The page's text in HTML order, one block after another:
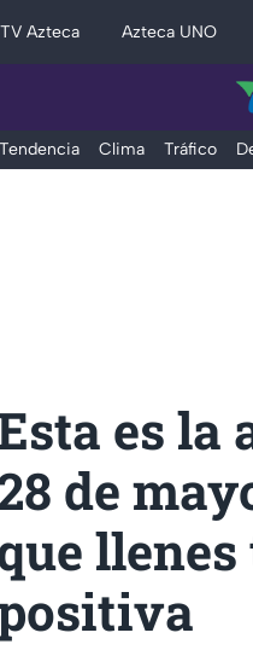
TV Azteca Azteca UNO
Clima Tráfico
es la
de